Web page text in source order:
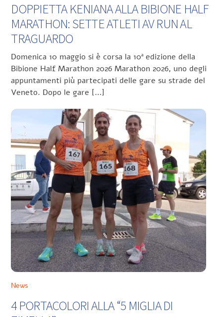
DOPPIETTA KENIANA ALLA BIBIONE HALF
MARATHON: SETTE ATLETI AV RUN AL
TRAGUARDO
Domenica 10 maggio si è corsa la 10ª edizione della
Bibione Half Marathon 2026 Marathon 2026, uno degli
appuntamenti più partecipati delle gare su strade del
Veneto. Dopo le gare […]
News
4 PORTACOLORI ALLA “5 MIGLIA DI